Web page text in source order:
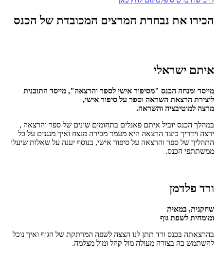
הכירו את נבחרת המרצים המכובדת של הכנס
איתם ישראלי
מייסד ומנחה הכנס "מסיפור אישי לספר והרצאה", מייסד התוכנית
ליצירת הרצאת השראה וספר על סיפור אישי,
מרצה למוטיבציה והשראה.
במהלך הכנס יוביל איתם פאנלים בתחומים שונים של ספר והרצאה ,
ירצה וידריך כיצד הרצאה היא מעמד מכירה מנצח ואיך מנגנים על כל
התהליך של ספר והרצאה על סיפור אישי, בנוסף יענה על שאלות שיעלו
ממשתתפי הכנס.
ורד פלדמן
שחקנית, במאית
ומומחית לשפת גוף
בהרצאתה בכנס ורד תתן לנו הצצה לשפה המרתקת של הגוף ואיך נוכל
להשתמש בה בצורה מעולה מול קהל ומול מצלמה.